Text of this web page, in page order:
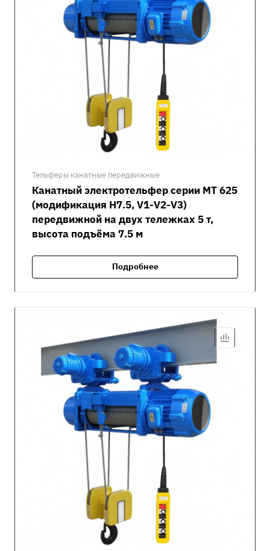
Тельферы канатные передвижные
Канатный электротельфер серии MT 625
(модификация H7.5, V1-V2-V3)
передвижной на двух тележках 5 т,
высота подъёма 7.5 м
Подробнее